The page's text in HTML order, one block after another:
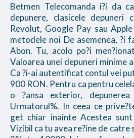
Betmen Telecomanda i?i da
depunere, clasicele depuneri
Revolut, Google Pay sau
metodele noi De asemenea, ?i
Abon. Tu, acolo po?i
Valoarea unei depuneri minime
Ca ?i-ai autentificat contul vei
900 RON. Pentru ca pentru
o ?ansa exterior,
Urmatorul%. In ceea ce
get chiar inainte Acestea
Vizibil ca tu avea re?ine de catre